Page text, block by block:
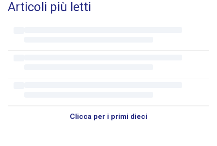
Articoli più letti
Clicca per i primi dieci